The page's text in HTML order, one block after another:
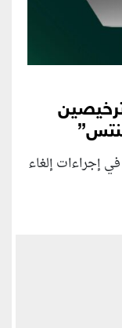
ترخيصين
في إجراءات إلغاء